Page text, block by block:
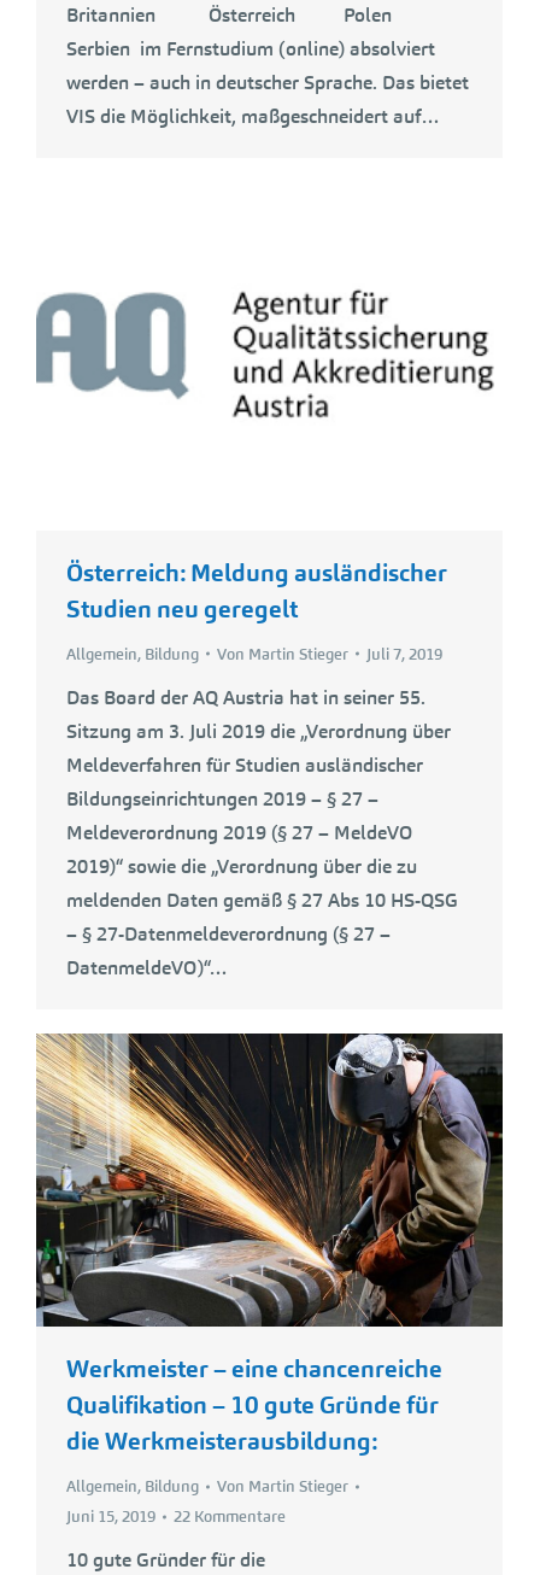
Britannien Österreich Polen
Serbien im Fernstudium (online) absolviert
werden – auch in deutscher Sprache. Das bietet
VIS die Möglichkeit, maßgeschneidert auf…
Österreich: Meldung ausländischer
Studien neu geregelt
Allgemein, Bildung Von Martin Stieger Juli 7, 2019
Das Board der AQ Austria hat in seiner 55.
Sitzung am 3. Juli 2019 die „Verordnung über
Meldeverfahren für Studien ausländischer
Bildungseinrichtungen 2019 – § 27 –
Meldeverordnung 2019 (§ 27 – MeldeVO
2019)“ sowie die „Verordnung über die zu
meldenden Daten gemäß § 27 Abs 10 HS-QSG
– § 27-Datenmeldeverordnung (§ 27 –
DatenmeldeVO)“…
Werkmeister – eine chancenreiche
Qualifikation – 10 gute Gründe für
die Werkmeisterausbildung:
Allgemein, Bildung Von Martin Stieger
Juni 15, 2019
22 Kommentare
10 gute Gründer für die